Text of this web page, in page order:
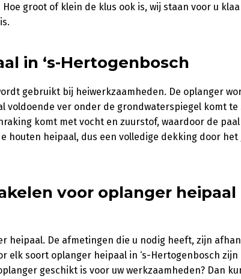
groot of klein de klus ook is, wij staan voor u
in ‘s-Hertogenbosch
gebruikt bij heiwerkzaamheden. De oplanger
voldoende ver onder de grondwaterspiegel komt te
komt met vocht en zuurstof, waardoor de
houten heipaal, dus een volledige dekking door
voor oplanger heipaal
heipaal. De afmetingen die u nodig heeft, zijn
elk soort oplanger heipaal in ‘s-Hertogenbosch zijn
geschikt is voor uw werkzaamheden? Dan